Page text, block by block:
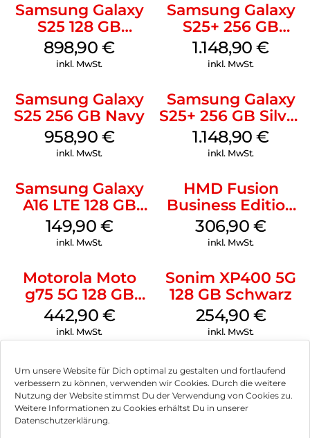
Um unsere Website für Dich optimal zu gestalten und fortlaufend
verbessern zu können, verwenden wir Cookies. Durch die weitere
Nutzung der Website stimmst Du der Verwendung von Cookies zu.
Weitere Informationen zu Cookies erhältst Du in unserer
Datenschutzerklärung.
Samsung Galaxy
S25 128 GB
Icyblue
898,90€
inkl. MwSt.
Samsung Galaxy
S25+ 256 GB
Icyblue
1.148,90€
inkl. MwSt.
Samsung Galaxy
S25 256 GB Navy
958,90 €
inkl. MwSt.
Samsung Galaxy
S25+ 256 GB Silver
Shadow
1.148,90€
inkl. MwSt.
Samsung Galaxy
A16 LTE 128 GB
Black
149,90 €
inkl. MwSt.
HMD Fusion
Business Edition
256 GB Grey
306,90€
inkl. MwSt.
Motorola Moto
g75 5G 128 GB
Charcoal Gray
442,90 €
inkl. MwSt.
Sonim XP400 5G
128 GB Schwarz
254,90 €
inkl. MwSt.
Impressum